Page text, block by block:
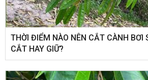
THỜI ĐIỂM NÀO NÊN CẮT CÀNH BƠI
CẮT HAY GIỮ?